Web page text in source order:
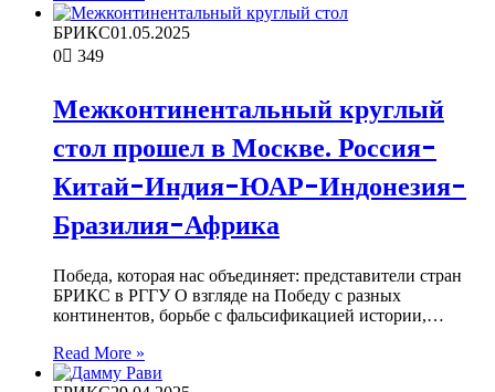
БРИКС01.05.2025
0
349
Межконтинентальный круглый
стол прошел в Москве. Россия-
Китай-Индия-ЮАР-Индонезия-
Бразилия-Африка
Победа, которая нас объединяет: представители стран
БРИКС в РГГУ О взгляде на Победу с разных
континентов, борьбе с фальсификацией истории,…
Read More »